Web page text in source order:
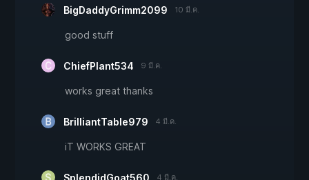
BigDaddyGrimm2099 10 มี.ค.
good stuff
ChiefPlant534 9 มี.ค.
works great thanks
BrilliantTable979 4 มี.ค.
iT WORKS GREAT
4 มี.ค.